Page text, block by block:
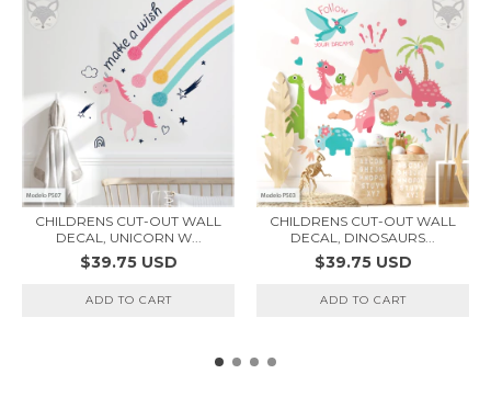
CHILDRENS CUT-OUT WALL
DECAL, UNICORN W...
$39.75 USD
ADD TO CART
CHILDRENS CUT-OUT WALL
DECAL, DINOSAURS...
$39.75 USD
ADD TO CART